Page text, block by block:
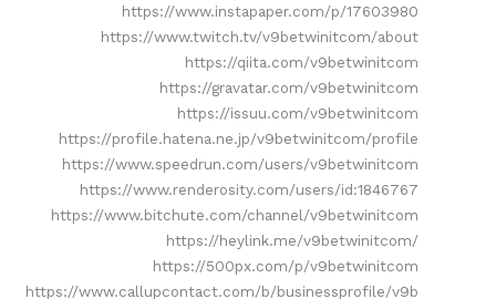
https://www.instapaper.com/p/17603980
https://www.twitch.tv/v9betwinitcom/about
https://qiita.com/v9betwinitcom
https://gravatar.com/v9betwinitcom
https://issuu.com/v9betwinitcom
https://profile.hatena.ne.jp/v9betwinitcom/profile
https://www.speedrun.com/users/v9betwinitcom
https://www.renderosity.com/users/id:1846767
https://www.bitchute.com/channel/v9betwinitcom
https://heylink.me/v9betwinitcom/
https://500px.com/p/v9betwinitcom
https://www.callupcontact.com/b/businessprofile/v9b